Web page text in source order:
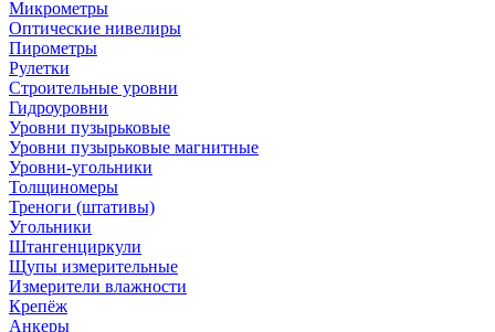
Микрометры
Оптические нивелиры
Пирометры
Рулетки
Строительные уровни
Гидроуровни
Уровни пузырьковые
Уровни пузырьковые магнитные
Уровни-угольники
Толщиномеры
Треноги (штативы)
Угольники
Штангенциркули
Щупы измерительные
Измерители влажности
Крепёж
Анкеры